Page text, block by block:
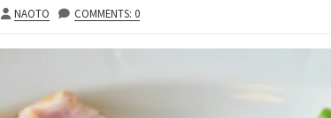
投
者
NAOTO COMMENTS: 0